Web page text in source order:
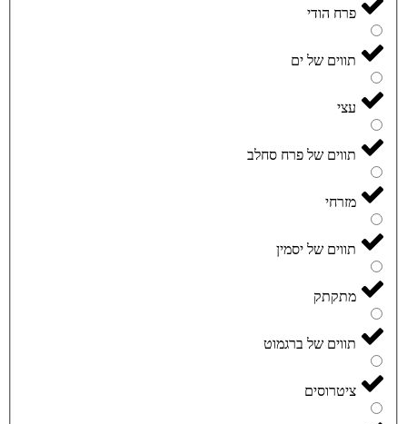
פרח הודי
תווים של ים
עצי
תווים של פרח סחלב
מזרחי
תווים של יסמין
מתקתק
תווים של ברגמוט
ציטרוסים